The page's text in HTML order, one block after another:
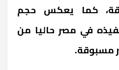
كما يعكس حجم
في مصر حاليا من
مسبوقة.